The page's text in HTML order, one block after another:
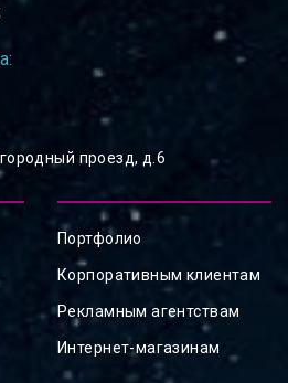
проезд, д.6
Портфолио
Корпоративным клиентам
Рекламным агентствам
Интернет-магазинам